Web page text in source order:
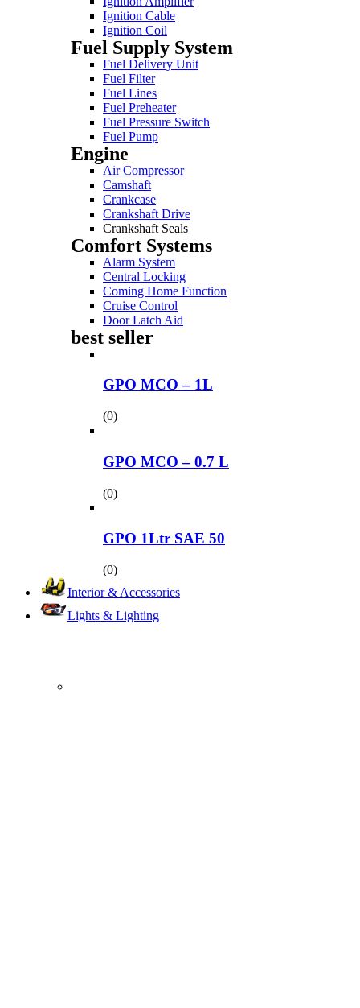
Ignition Cable
Ignition Coil
Fuel Supply System
Fuel Delivery Unit
Fuel Filter
Fuel Lines
Fuel Preheater
Fuel Pressure Switch
Fuel Pump
Engine
Air Compressor
Camshaft
Crankcase
Crankshaft Drive
Crankshaft Seals
Comfort Systems
Alarm System
Central Locking
Coming Home Function
Cruise Control
Door Latch Aid
best seller
GPO MCO – 1L
(0)
GPO MCO – 0.7 L
(0)
GPO 1Ltr SAE 50
(0)
Interior & Accessories
Lights & Lighting